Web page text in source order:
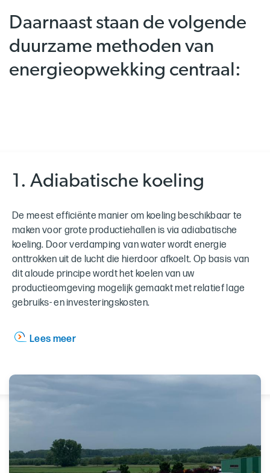
Daarnaast staan de volgende
duurzame methoden van
energieopwekking centraal:
1. Adiabatische koeling
De meest efficiënte manier om koeling beschikbaar te
maken voor grote productiehallen is via adiabatische
koeling. Door verdamping van water wordt energie
onttrokken uit de lucht die hierdoor afkoelt. Op basis van
dit aloude principe wordt het koelen van uw
productieomgeving mogelijk gemaakt met relatief lage
gebruiks- en investeringskosten.
Lees meer